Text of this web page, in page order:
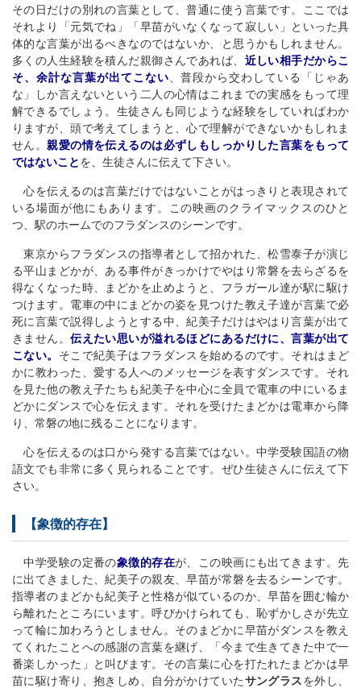
その日だけの別れの言葉として、普通に使う言葉です。ここでは
それより「元気でね」「早苗がいなくなって寂しい」といった具
体的な言葉が出るべきなのではないか、と思うかもしれません。
多くの人生経験を積んだ親御さんであれば、 近しい相手だからこ
そ、余計な言葉が出てこない 、普段から交わしている「じゃあ
な」しか言えないという二人の心情はこれまでの実感をもって理
解できるでしょう。生徒さんも同じような経験をしていればわか
りますが、頭で考えてしまうと、心で理解ができないかもしれま
せん。親愛の情を伝えるのは必ずしもしっかりした言葉をもって
ではないことを、生徒さんに伝えて下さい。
心を伝えるのは言葉だけではないことがはっきりと表現されて
いる場面が他にもあります。この映画のクライマックスのひと
つ、駅のホームでのフラダンスのシーンです。
東京からフラダンスの指導者として招かれた、松雪泰子が演じ
る平山まどかが、ある事件がきっかけでやはり常磐を去らざるを
得なくなった時、まどかを止めようと、フラガール達が駅に駆け
つけます。電車の中にまどかの姿を見つけた教え子達が言葉で必
死に言葉で説得しようとする中、紀美子だけはやはり言葉が出て
きません。伝えたい思いが溢れるほどにあるだけに、言葉が出て
こない。 そこで紀美子はフラダンスを始めるのです。それはまど
かに教わった、愛する人へのメッセージを表すダンスです。それ
を見た他の教え子たちも紀美子を中心に全員で電車の中にいるま
どかにダンスで心を伝えます。それを受けたまどかは電車から降
り、常磐の地に残ることになります。
心を伝えるのは口から発する言葉ではない。中学受験国語の物
語文でも非常に多く見られることです。ぜひ生徒さんに伝えて下
さい。
【象徴的存在】
中学受験の定番の象徴的存在が、この映画にも出てきます。先
に出てきました、紀美子の親友、早苗が常磐を去るシーンです。
指導者のまどかも紀美子と性格が似ているのか、早苗を囲む輪か
ら離れたところにいます。呼びかけられても、恥ずかしさが先立
って輪に加わろうとしません。そのまどかに早苗がダンスを教え
てくれたことへの感謝の言葉を継げ、「今まで生きてきた中で一
番楽しかった」と叫びます。その言葉に心を打たれたまどかは早
苗に駆け寄り、抱きしめ、自分がかけていたサングラスを外し、